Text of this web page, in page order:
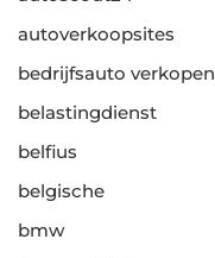
autoverkoopsites
bedrijfsauto verkopen
belastingdienst
belfius
belgische
bmw